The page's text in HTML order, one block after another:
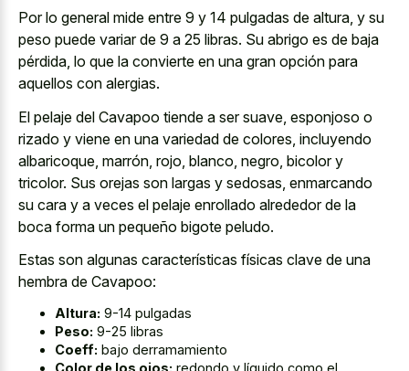
Por lo general mide entre 9 y 14 pulgadas de altura, y su
peso puede variar de 9 a 25 libras. Su abrigo es de baja
pérdida, lo que la convierte en una gran opción para
aquellos con alergias.
El pelaje del Cavapoo tiende a ser suave, esponjoso o
rizado y viene en una variedad de colores, incluyendo
albaricoque, marrón, rojo, blanco, negro, bicolor y
tricolor. Sus orejas son largas y sedosas, enmarcando
su cara y a veces el pelaje enrollado alrededor de la
boca forma un pequeño bigote peludo.
Estas son algunas características físicas clave de una
hembra de Cavapoo:
Altura: 9-14 pulgadas
Peso: 9-25 libras
Coeff: bajo derramamiento
Color de los ojos: redondo y líquido como el